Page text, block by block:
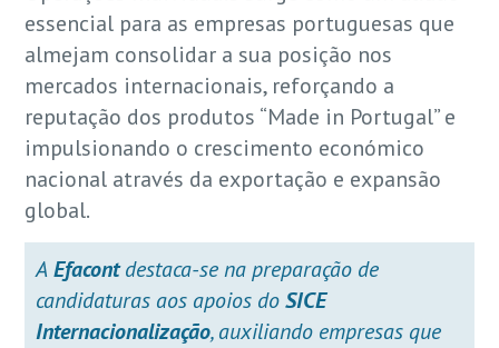
essencial para as empresas portuguesas que
almejam consolidar a sua posição nos
mercados internacionais, reforçando a
reputação dos produtos “Made in Portugal” e
impulsionando o crescimento económico
nacional através da exportação e expansão
global.
AEfacontdestaca-se na preparação de
candidaturas aos apoios doSICE
Internacionalização, auxiliando empresas que